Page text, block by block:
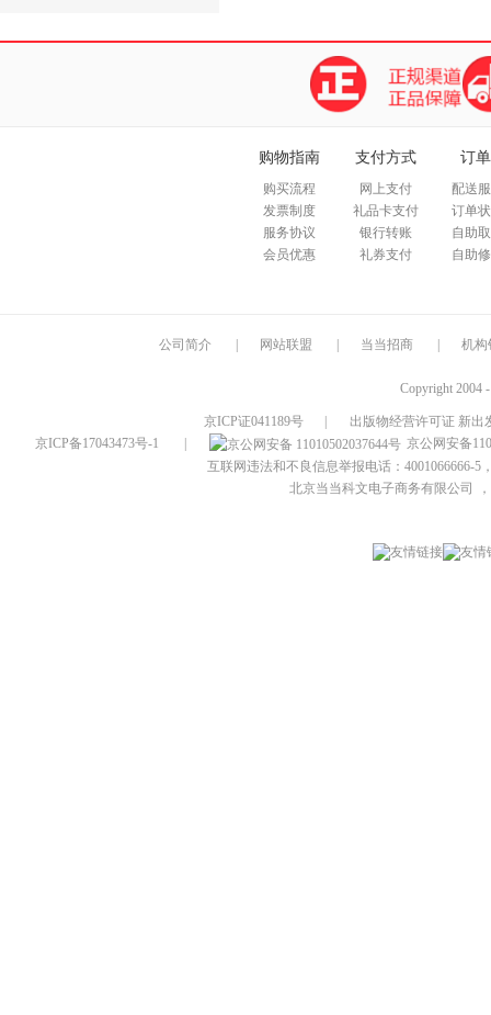
购物指南
购买流程
发票制度
服务协议
会员优惠
支付方式
网上支付
礼品卡支付
银行转账
礼券支付
订
配送
订单
自助
自助
公司简介 网站联盟 当当招商 机构
Copyright 2004
京ICP证041189号
出版物经营许可证 新出
京ICP备17043473号-1
京公网安备
互联网违法和不良信息举报电话：4001066666-5
北京当当科文电子商务有限公司